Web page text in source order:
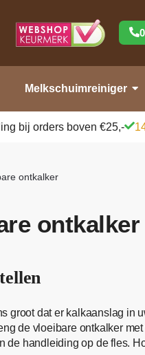
Melkschuimreiniger
bij orders boven €25,-
ontkalker
ontkalker
groot dat er kalkaanslag in
de vloeibare ontkalker
handleiding op de fles.